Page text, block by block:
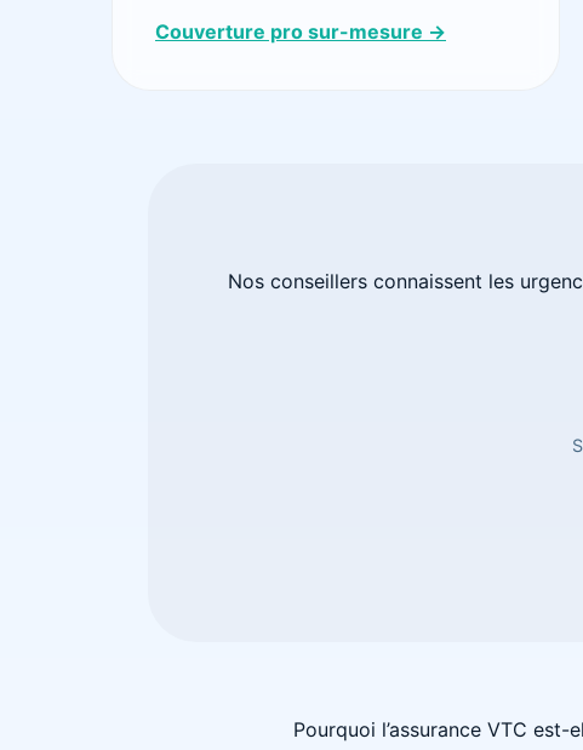
Couverture pro sur-mesure →
Nos conseillers connaissent les
Pourquoi l’assurance VTC